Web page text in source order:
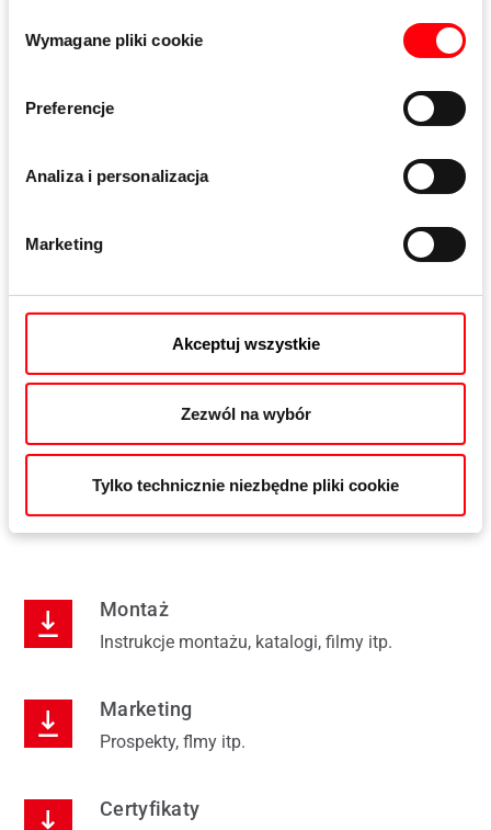
zgody
Wymagane pliki cookie
Preferencje
Analiza i personalizacja
Marketing
Akceptuj wszystkie
Zezwól na wybór
Tylko technicznie niezbędne pliki cookie
Zabezpieczenie antywyważeniowe
Zapewnia podwyższoną ochronę przed niepożądanym
wejściem do domu.
Do pobrania
Montaż
Instrukcje montażu, katalogi, filmy itp.
Marketing
Prospekty, flmy itp.
Certyfikaty